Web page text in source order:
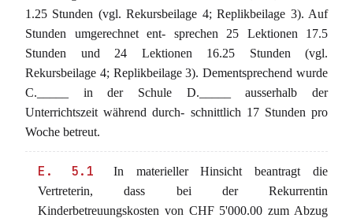
1.25 Stunden (vgl. Rekursbeilage 4; Replikbeilage 3). Auf
Stunden umgerechnet ent- sprechen 25 Lektionen 17.5
Stunden und 24 Lektionen 16.25 Stunden (vgl.
Rekursbeilage 4; Replikbeilage 3). Dementsprechend wurde
C._____ in der Schule D._____ ausserhalb der
Unterrichtszeit während durch- schnittlich 17 Stunden pro
Woche betreut.
E. 5.1
In materieller Hinsicht beantragt die
Vertreterin, dass bei der Rekurrentin
Kinderbetreuungskosten von CHF 5'000.00 zum Abzug